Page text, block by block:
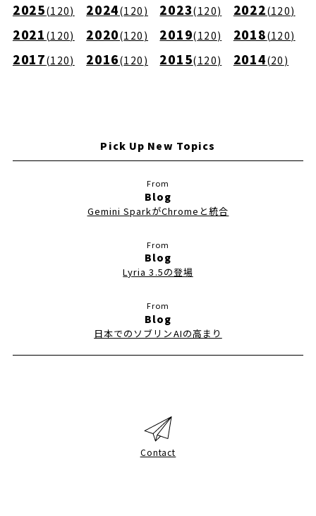
2025(120) 2024(120 ) 2023(120) 2022(120)
2021 (120) 2020(120 ) 2019(120) 2018(120)
2017(120) 2016(120 ) 2015(120) 2014(20 )
Pick Up New Topics
Blog
Gemini SparkがChromeと統合
Blog
Lyria 3.5の登場
Blog
日本でのソブリンAIの高まり
Contact